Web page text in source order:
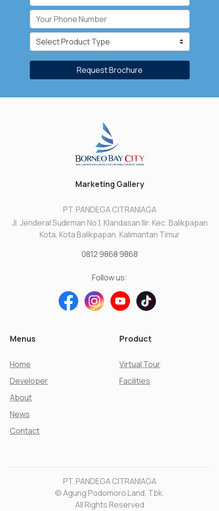
Request Brochure
Marketing Gallery
PT. PANDEGA CITRANIAGA
Jl. Jenderal Sudirman No.1, Klandasan Ilir. Kec. Balikpapan
Kota, Kota Balikpapan, Kalimantan Timur
0812 9868 9868
Follow us:
Menus
Home
Developer
About
News
Contact
Product
Virtual Tour
Facilities
PT. PANDEGA CITRANIAGA
© Agung Podomoro Land, Tbk.
All Rights Reserved